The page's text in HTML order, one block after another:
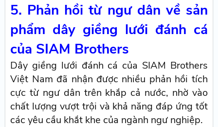
5. Phản hồi từ ngư dân về sản
phẩm dây giềng lưới đánh cá
của SIAM Brothers
Dây giềng lưới đánh cá của SIAM Brothers
Việt Nam đã nhận được nhiều phản hồi tích
cực từ ngư dân trên khắp cả nước, nhờ vào
chất lượng vượt trội và khả năng đáp ứng tốt
các yêu cầu khắt khe của ngành ngư nghiệp.